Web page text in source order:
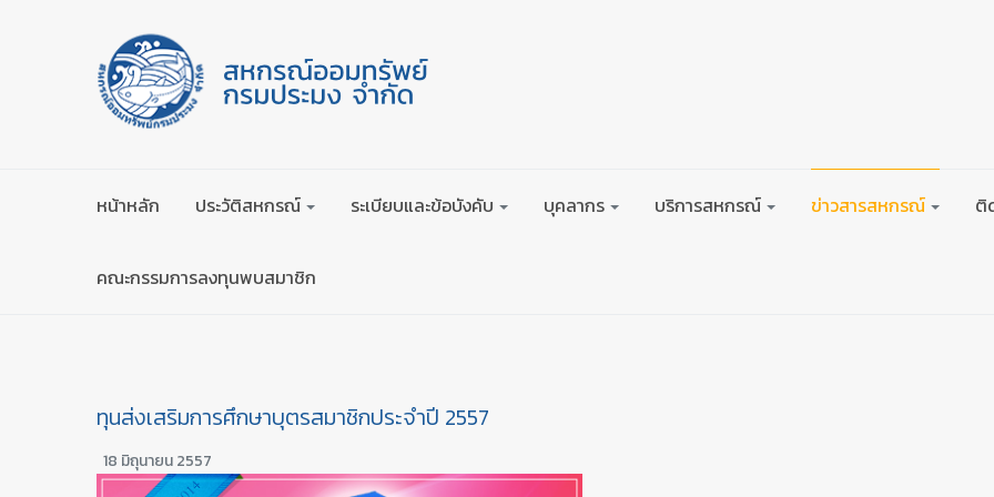
หน้าหลัก ประวัติสหกรณ์ ระเบียบและข้อบังคับ บุคลากร บริการสหกรณ์ ข่าวสารสหกรณ์ ติ
คณะกรรมการลงทุนพบสมาชิก
ทุนส่งเสริมการศึกษาบุตรสมาชิกประจำปี 2557
18 มิถุนายน 2557